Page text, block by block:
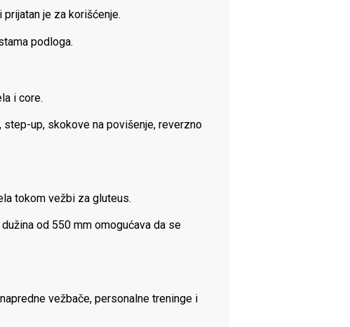
je za korišćenje.
podloga.
i core.
up, skokove na povišenje, reverzno
tokom vežbi za gluteus.
od 550 mm omogućava da se
vežbače, personalne treninge i